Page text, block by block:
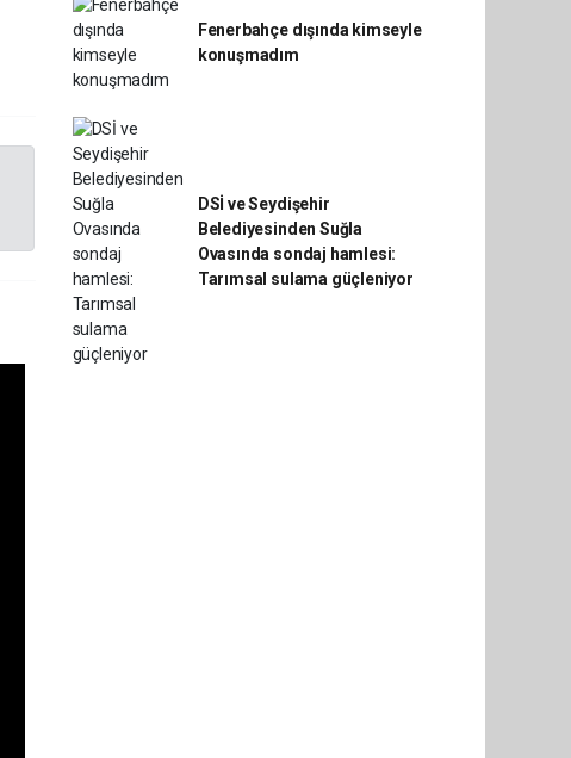
Fenerbahçe dışında kimseyle
konuşmadım
DSİ ve Seydişehir
Belediyesinden Suğla
Ovasında sondaj hamlesi:
Tarımsal sulama güçleniyor